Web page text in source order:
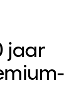
jaar